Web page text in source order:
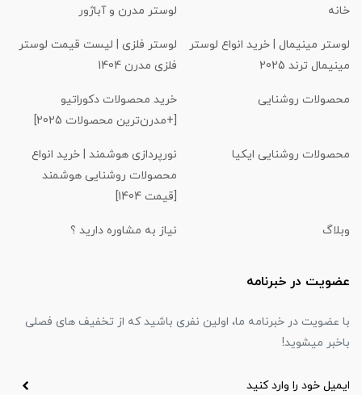
خانه لوستر مدرن و آباژور
لوستر مینیمال | خرید انواع لوستر
مینیمال ترند 2025
لوستر فلزی | لیست قیمت لوستر
فلزی مدرن 1404
محصولات روشنایی
خرید محصولات دکوراتیو
[+مدرن‌ترین محصولات 2025]
محصولات روشنایی ایکیا
نورپردازی هوشمند | خرید انواع
محصولات روشنایی هوشمند
[قیمت 1404]
وبلاگ نیاز به مشاوره دارید ؟
عضویت در خبرنامه
با عضویت در خبرنامه ما، اولین نفری باشید که از تخفیف های فصلی
باخبر میشوید!